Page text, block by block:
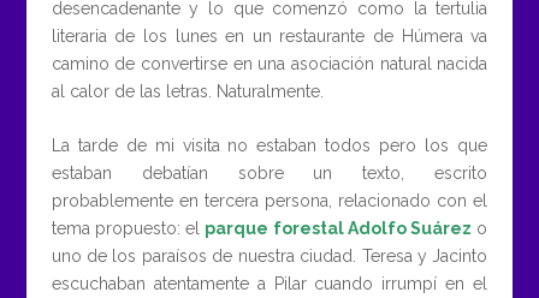
desencadenante y lo que comenzó como la tertulia
literaria de los lunes en un restaurante de Húmera va
camino de convertirse en una asociación natural nacida
al calor de las letras. Naturalmente.
La tarde de mi visita no estaban todos pero los que
estaban debatían sobre un texto, escrito
probablemente en tercera persona, relacionado con el
tema propuesto: el parque forestal Adolfo Suárez o
uno de los paraísos de nuestra ciudad. Teresa y Jacinto
escuchaban atentamente a Pilar cuando irrumpí en el